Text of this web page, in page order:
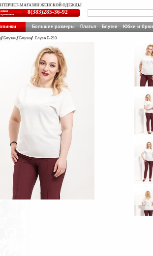
МАГАЗИН ЖЕНСКОЙ ОДЕЖДЫ
8(383)285-36-92
Большие размеры Платья Блузки Юбки и
Блузки Блузки Блуза Б-210